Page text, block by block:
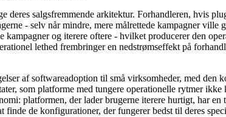
salgsfremmende arkitektur. Forhandleren, hvis
- selv når mindre, mere målrettede kampagner
kampagner og iterere oftere - hvilket producerer den
lethed frembringer en nedstrømseffekt på
af softwareadoption til små virksomheder, med den
som platforme med tungere operationelle rytmer
platformen, der lader brugerne iterere hurtigt, har en
de konfigurationer, der fungerer bedst til deres